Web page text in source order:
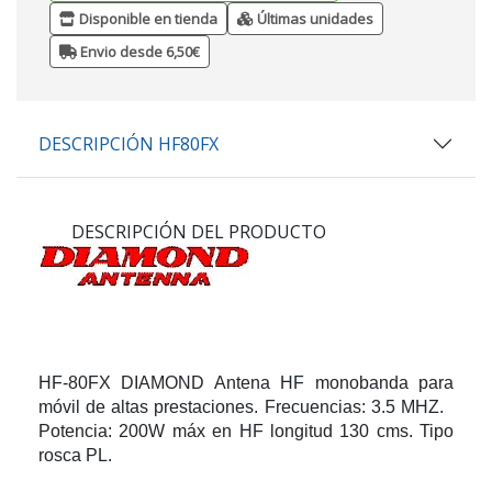
Disponible en tienda
Últimas unidades
Envio desde 6,50€
DESCRIPCIÓN HF80FX
DESCRIPCIÓN DEL PRODUCTO
HF-80FX DIAMOND Antena HF monobanda para
móvil de altas prestaciones. Frecuencias: 3.5 MHZ.
Potencia: 200W máx en HF longitud 130 cms. Tipo
rosca PL.